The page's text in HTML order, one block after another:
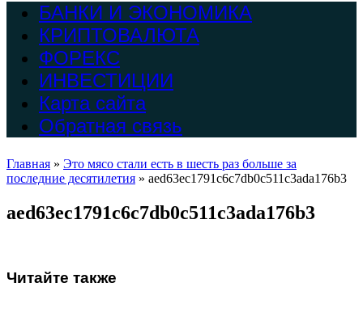
БАНКИ И ЭКОНОМИКА
КРИПТОВАЛЮТА
ФОРЕКС
ИНВЕСТИЦИИ
Карта сайта
Обратная связь
Главная » Это мясо стали есть в шесть раз больше за
последние десятилетия » aed63ec1791c6c7db0c511c3ada176b3
aed63ec1791c6c7db0c511c3ada176b3
Читайте также